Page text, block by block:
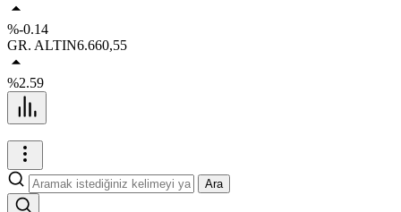
%-0.14
GR. ALTIN6.660,55
%2.59
Ara